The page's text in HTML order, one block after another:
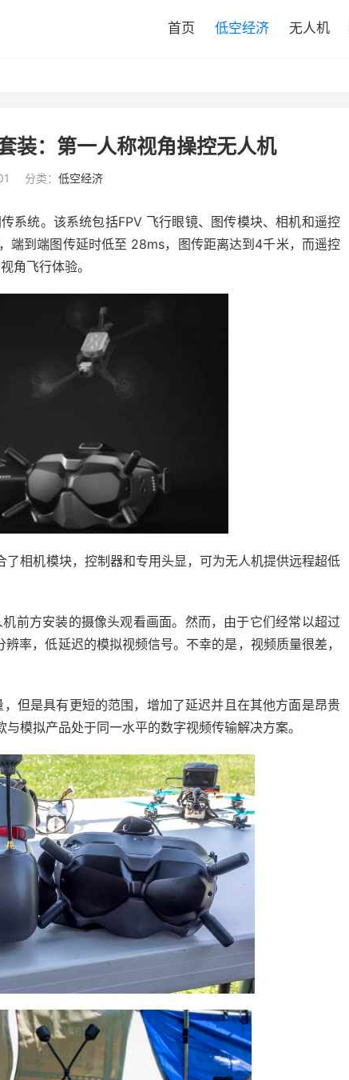
首页 低空经济 无人机
装：第一人称视角操控无人机
分类： 低空经济
系统。该系统包括FPV 飞行眼镜、图传模块、相机和遥控
到端图传延时低至 28ms，图传距离达到4千米，而遥控
角飞行体验。
相机模块，控制器和专用头显，可为无人机提供远程超低
前方安装的摄像头观看画面。然而，由于它们经常以超过
率，低延迟的模拟视频信号。不幸的是，视频质量很差，
但是具有更短的范围，增加了延迟并且在其他方面是昂贵
模拟产品处于同一水平的数字视频传输解决方案。